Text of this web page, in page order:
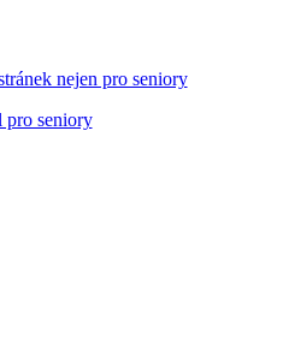
nejen pro seniory